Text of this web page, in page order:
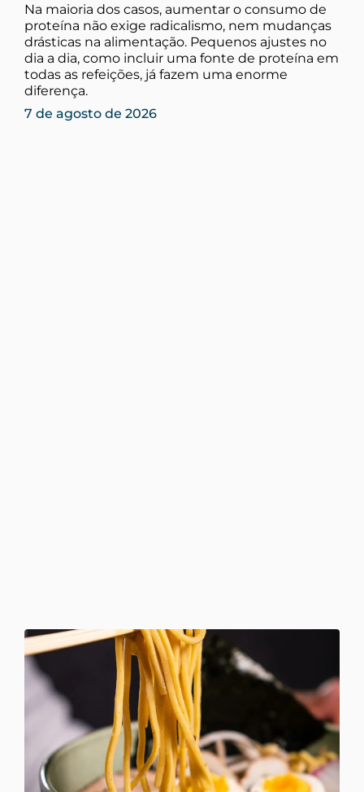
Na maioria dos casos, aumentar o consumo de
proteína não exige radicalismo, nem mudanças
drásticas na alimentação. Pequenos ajustes no
dia a dia, como incluir uma fonte de proteína em
todas as refeições, já fazem uma enorme
diferença.
7 de agosto de 2026